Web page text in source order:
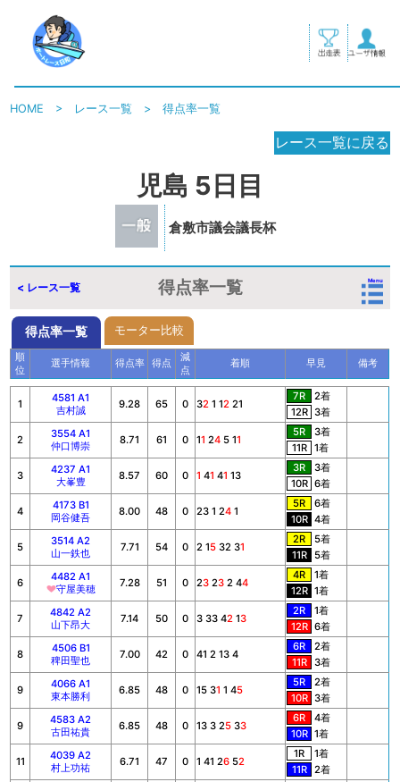
HOME > レース一覧 >得点率一覧
レース一覧に戻る
児島 5日目
倉敷市議会議長杯
< レース一覧 得点率一覧 Menu
得点率一覧 モーター比較
順
位
選手情報 得点率 得点
減
点
着順 早見 備考
1
4581 A1
吉村誠
9.28 65 0 32 1 12 21
7R
2着
12R 3着
2
3554 A1
仲口博崇
8.71 61 0 11 24 5 11
5R
3着
11R
1着
3
4237 A1
大峯豊
8.57 60 0 1 41 41 13
3R
3着
10R 6着
4
4173 B1
岡谷健吾
8.00 48 0 23 1 24 1
5R
6着
10R 4着
5
3514 A2
山一鉄也
7.71 54 0 2 15 32 31
2R
5着
11R
5着
6
4482 A1
守屋美穂
7.28 51 0 23 23 2 44
4R
1着
12R 1着
7
4842 A2
山下昂大
7.14 50 0 3 33 42 13
2R
1着
12R 6着
8
4506 B1
稗田聖也
7.00 42 0 41 2 13 4
6R
2着
11R
3着
9
4066 A1
東本勝利
6.85 48 0 15 31 1 45
5R
2着
10R 3着
9
4583 A2
古田祐貴
6.85 48 0 13 3 25 33
6R
4着
10R 1着
11
4039 A2
村上功祐
6.71 47 0 1 41 26 52
1R
1着
11R
2着